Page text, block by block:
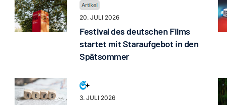
20. JULI 2026
Festival des deutschen Films
startet mit Staraufgebot in den
Spätsommer
3. JULI 2026